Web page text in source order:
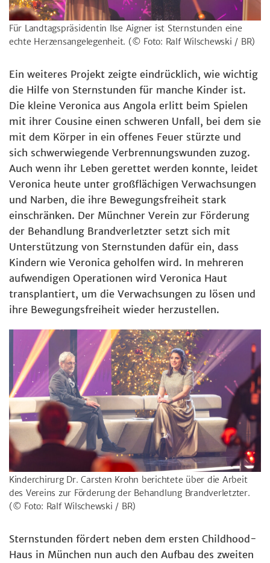
Für Landtagspräsidentin Ilse Aigner ist Sternstunden eine
echte Herzensangelegenheit. (© Foto: Ralf Wilschewski / BR)
Ein weiteres Projekt zeigte eindrücklich, wie wichtig
die Hilfe von Sternstunden für manche Kinder ist.
Die kleine Veronica aus Angola erlitt beim Spielen
mit ihrer Cousine einen schweren Unfall, bei dem sie
mit dem Körper in ein offenes Feuer stürzte und
sich schwerwiegende Verbrennungswunden zuzog.
Auch wenn ihr Leben gerettet werden konnte, leidet
Veronica heute unter großflächigen Verwachsungen
und Narben, die ihre Bewegungsfreiheit stark
einschränken. Der Münchner Verein zur Förderung
der Behandlung Brandverletzter setzt sich mit
Unterstützung von Sternstunden dafür ein, dass
Kindern wie Veronica geholfen wird. In mehreren
aufwendigen Operationen wird Veronica Haut
transplantiert, um die Verwachsungen zu lösen und
ihre Bewegungsfreiheit wieder herzustellen.
Kinderchirurg Dr. Carsten Krohn berichtete über die Arbeit
des Vereins zur Förderung der Behandlung Brandverletzter.
(© Foto: Ralf Wilschewski / BR)
Sternstunden fördert neben dem ersten Childhood-
Haus in München nun auch den Aufbau des zweiten